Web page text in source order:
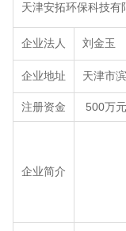
天津安拓环保科技有
企业法人 刘金玉
企业地址 天津市
注册资金 500万
企业简介